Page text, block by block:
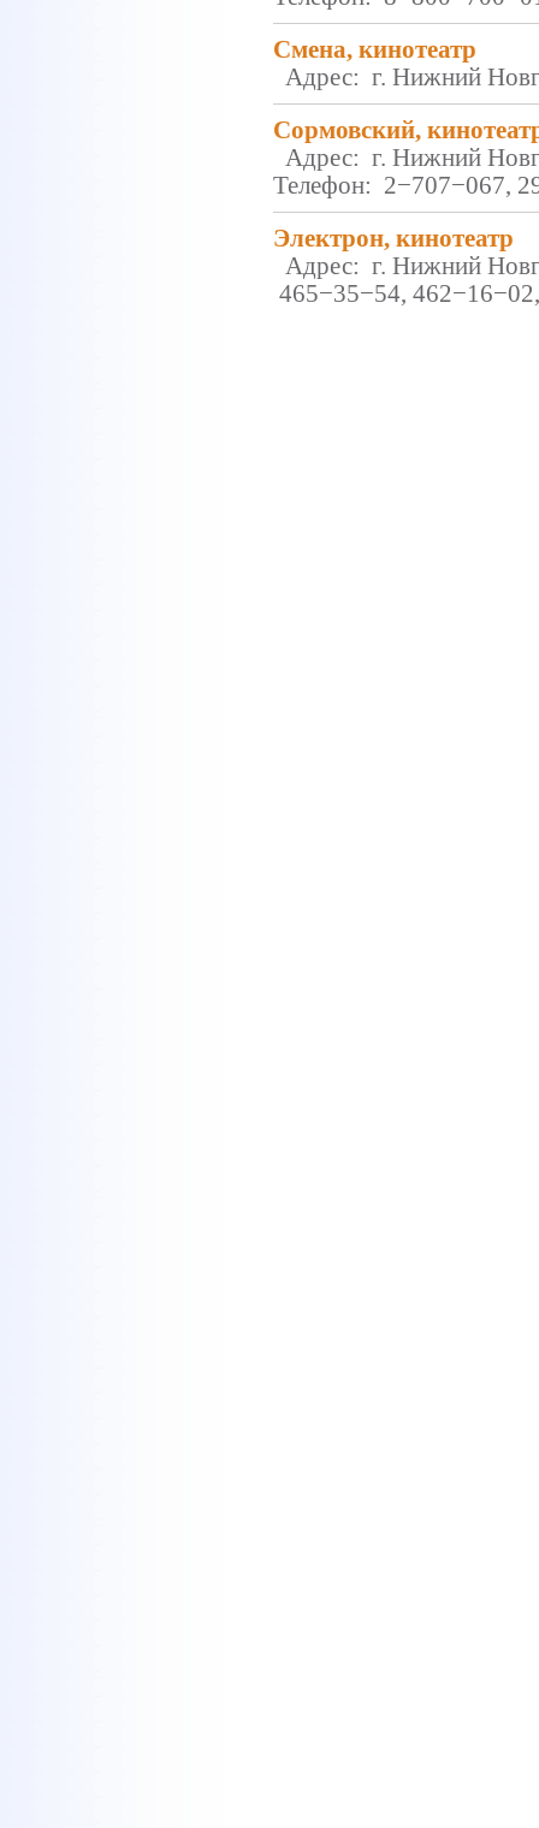
Смена, кинотеатр
Адрес: г. Нижний
Сормовский,
Адрес: г. Нижний
Телефон: 2−707−067,
Электрон, кинотеатр
Адрес: г. Нижний
465−35−54,